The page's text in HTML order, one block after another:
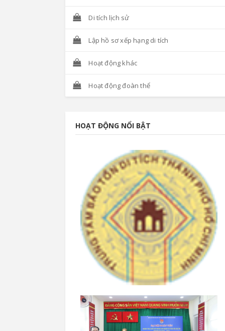
Di tích lịch sử
Lập hồ sơ xếp hạng di tích
Hoạt động khác
Hoạt động đoàn thể
HOẠT ĐỘNG NỔI BẬT